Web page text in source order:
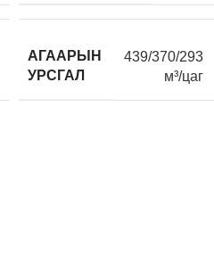
АГААРЫН
УРСГАЛ
439/370/293
м³/цаг